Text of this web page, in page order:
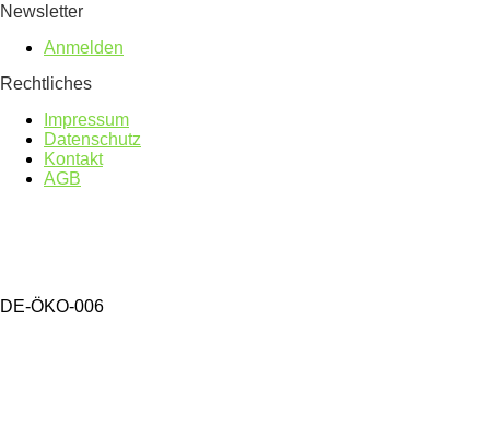
Newsletter
Anmelden
Rechtliches
Impressum
Datenschutz
Kontakt
AGB
DE-ÖKO-006